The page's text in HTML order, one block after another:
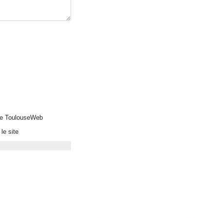
ToulouseWeb
le site